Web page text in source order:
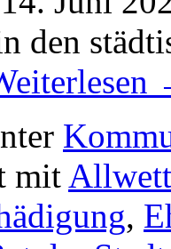
den
mit
,